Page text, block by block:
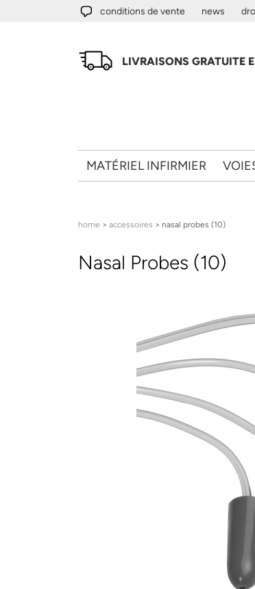
Aller au contenu principalconditions de vente news
LIVRAISONS GRATUITE
MATÉRIEL INFIRMIER
Vous êtes ici
home > accessoires > nasal probes (10)
Nasal Probes (10)